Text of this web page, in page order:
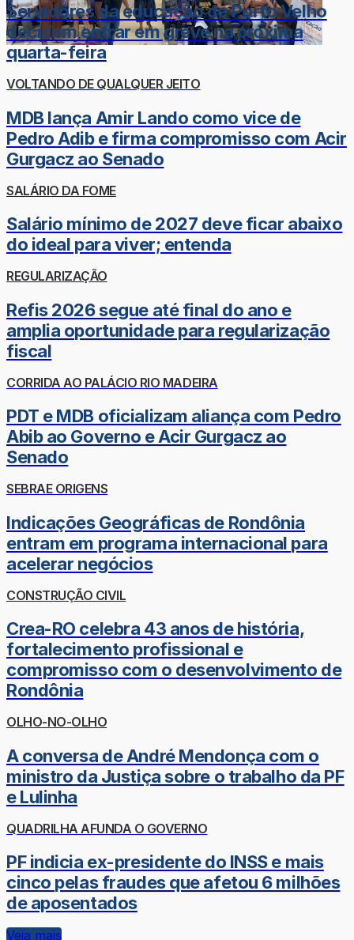
Servidores da educação de Porto Velho
decidem entrar em greve na próxima
quarta-feira
VOLTANDO DE QUALQUER JEITO
MDB lança Amir Lando como vice de
Pedro Adib e firma compromisso com Acir
Gurgacz ao Senado
SALÁRIO DA FOME
Salário mínimo de 2027 deve ficar abaixo
do ideal para viver; entenda
REGULARIZAÇÃO
Refis 2026 segue até final do ano e
amplia oportunidade para regularização
fiscal
CORRIDA AO PALÁCIO RIO MADEIRA
PDT e MDB oficializam aliança com Pedro
Abib ao Governo e Acir Gurgacz ao
Senado
SEBRAE ORIGENS
Indicações Geográficas de Rondônia
entram em programa internacional para
acelerar negócios
CONSTRUÇÃO CIVIL
Crea-RO celebra 43 anos de história,
fortalecimento profissional e
compromisso com o desenvolvimento de
Rondônia
OLHO-NO-OLHO
A conversa de André Mendonça com o
ministro da Justiça sobre o trabalho da PF
e Lulinha
QUADRILHA AFUNDA O GOVERNO
PF indicia ex-presidente do INSS e mais
cinco pelas fraudes que afetou 6 milhões
de aposentados
Veja mais